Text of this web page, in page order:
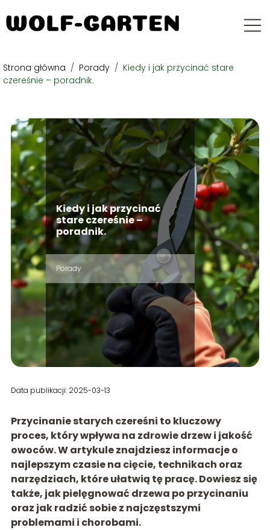
Strona główna / Porady / Kiedy i jak przycinać stare
czereśnie – poradnik.
Kiedy i jak przycinać
stare czereśnie –
poradnik.
Porady
Data publikacji: 2025-03-13
Przycinanie starych czereśni to kluczowy
proces, który wpływa na zdrowie drzew i jakość
owoców. W artykule znajdziesz informacje o
najlepszym czasie na cięcie, technikach oraz
narzędziach, które ułatwią tę pracę. Dowiesz się
także, jak pielęgnować drzewa po przycinaniu
oraz jak radzić sobie z najczęstszymi
problemami i chorobami.